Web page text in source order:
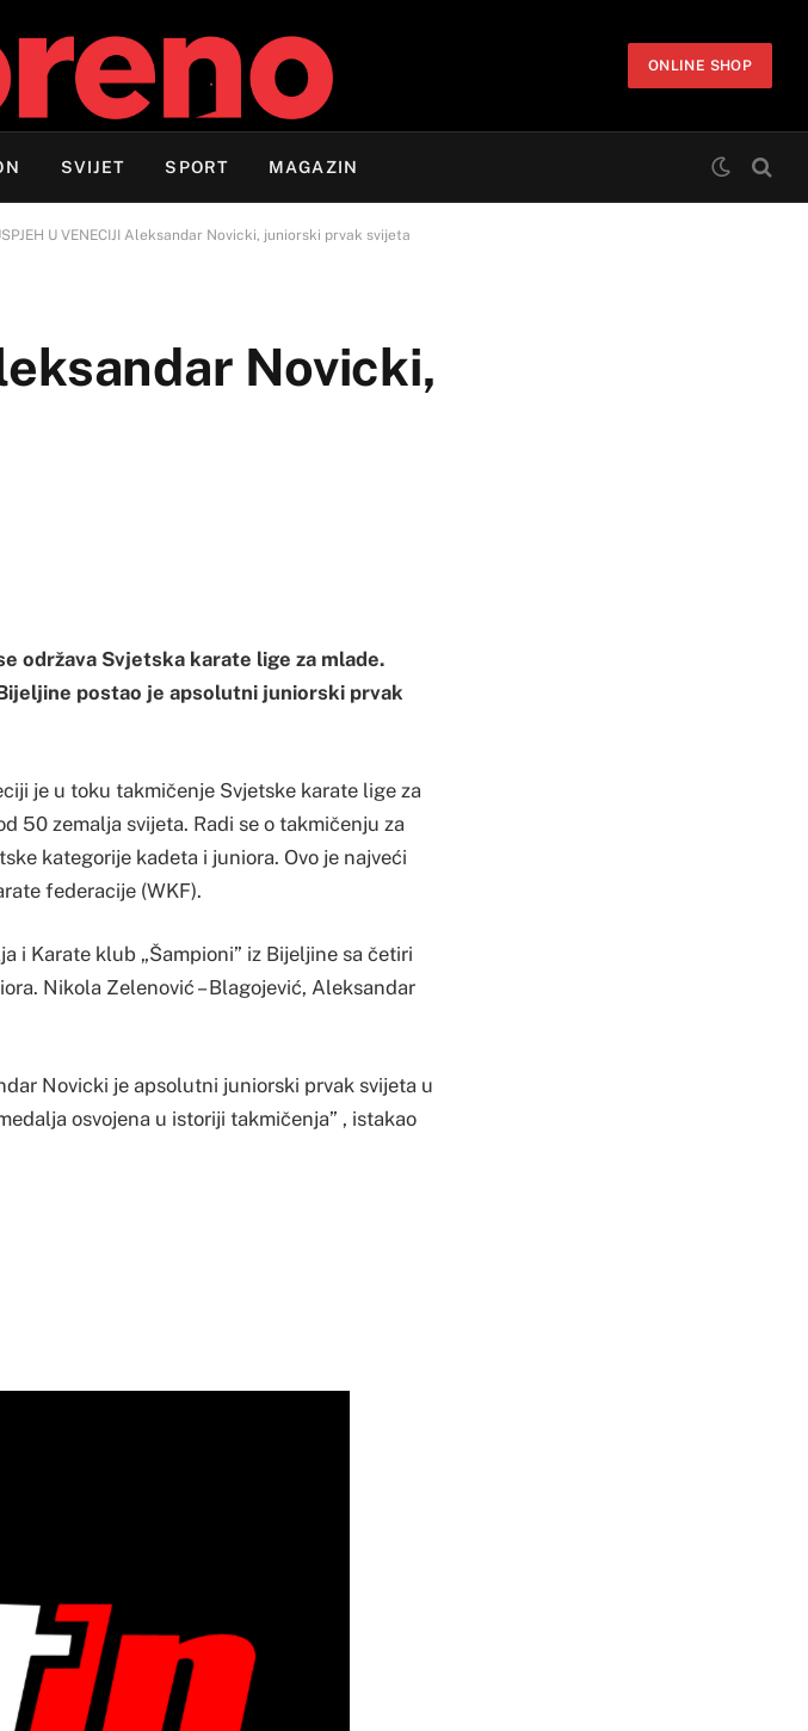
ONLINE SHOP
SVIJET SPORT MAGAZIN
U VENECIJI Aleksandar Novicki, juniorski prvak svijeta
Novicki,
održava Svjetska karate lige za mlade.
postao je apsolutni juniorski prvak
je u toku takmičenje Svjetske karate lige za
50 zemalja svijeta. Radi se o takmičenju za
kategorije kadeta i juniora. Ovo je najveći
federacije (WKF).
i Karate klub „Šampioni” iz Bijeljine sa četiri
Nikola Zelenović – Blagojević, Aleksandar
Novicki je apsolutni juniorski prvak svijeta u
osvojena u istoriji takmičenja” , istakao